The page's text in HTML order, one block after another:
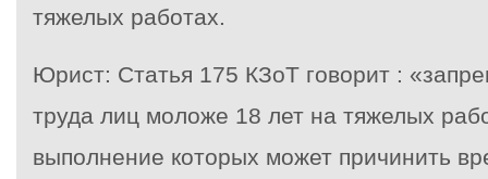
тяжелых работах.
Юрист: Статья 175 КЗоТ говорит :
труда лиц моложе 18 лет на тяжелых
выполнение которых может причинить